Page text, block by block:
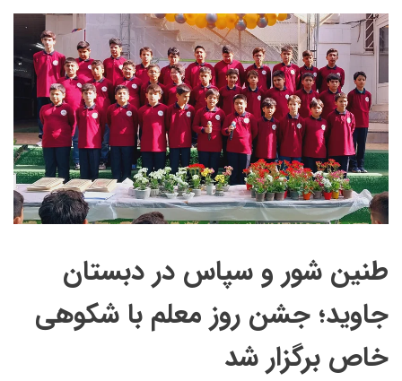
طنین شور و سپاس در دبستان
جاوید؛ جشن روز معلم با شکوهی
خاص برگزار شد